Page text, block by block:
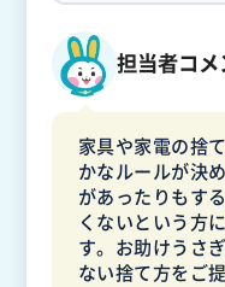
担当者コメ
家具や家電の捨
かなルールが決
があったりもす
くないという方
す。お助けうさ
ない捨て方をご